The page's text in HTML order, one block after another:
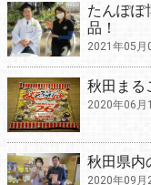
たんぽ
品！
2021年05月
秋田まる
2020年06月
秋田県内
2020年09月